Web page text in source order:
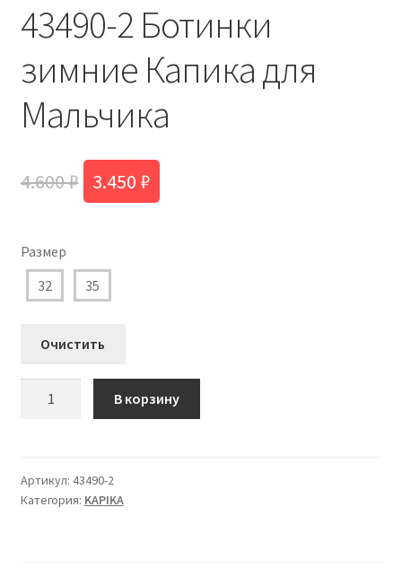
43490-2 Ботинки
зимние Капика для
Мальчика
4.600₽ Первоначальная
4.600 ₽.
3.450 ₽
Размер
32
35
Очистить
Ботинки
зимние
В корзину
Артикул: 43490-2
Категория: KAPIKA